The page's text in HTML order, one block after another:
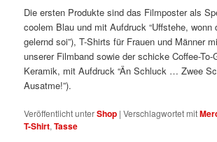
Die ersten Produkte sind das Filmposter als
coolem Blau und mit Aufdruck “Uffstehe, wonn
gelernd soi”), T-Shirts für Frauen und Männer
unserer Filmband sowie der schicke Coffee-To-
Keramik, mit Aufdruck “Än Schluck … Zwee
Ausatme!”).
Veröffentlicht unterShop |Verschlagwortet mit
T-Shirt,Tasse